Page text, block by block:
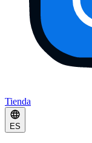
Tienda
ES